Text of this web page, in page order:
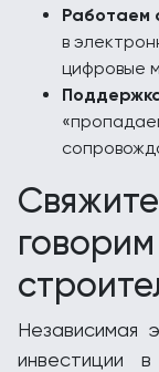
Работаем
в
цифровые
Независимая
инвестиции